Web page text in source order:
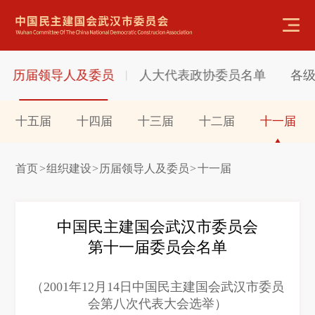
历届领导人及委员 人大代表政协委员名单 各
十五届 十四届 十三届 十二届 十一届
首页>组织建设> 历届领导人及委员 >十一届
中国民主建国会武汉市委员会
第十一届委员会名单
（2001年12月14日中国民主建国会武汉市委员
会第八次代表大会选举）